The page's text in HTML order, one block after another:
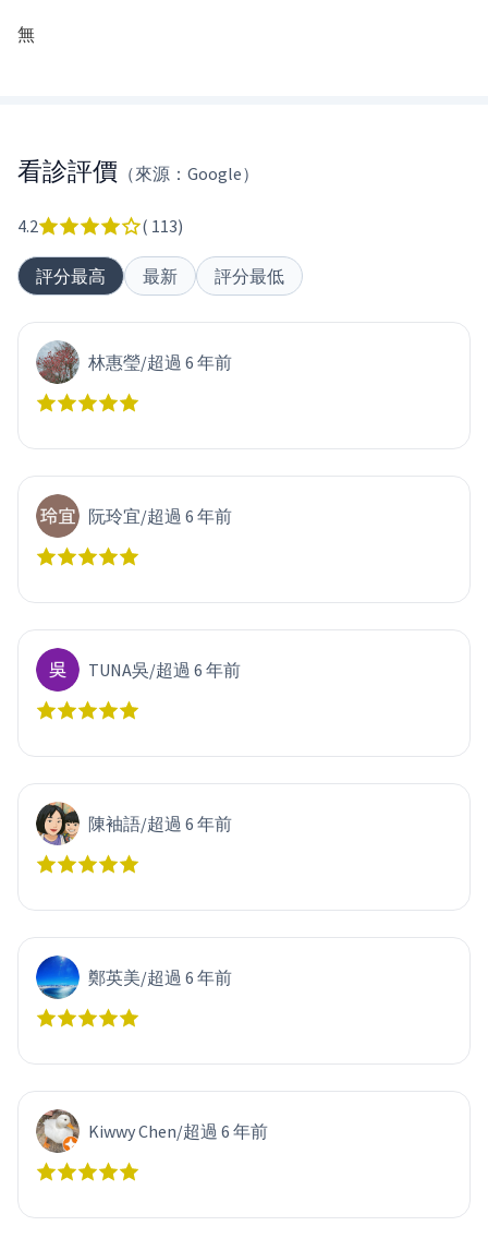
無
看診評價 （來源：Google）
4.2 ( 113)
評分最高 最新 評分最低
林惠瑩/超過 6 年前
阮玲宜/超過 6 年前
TUNA吳/超過 6 年前
陳袖語/超過 6 年前
鄭英美/超過 6 年前
Kiwwy Chen/超過 6 年前